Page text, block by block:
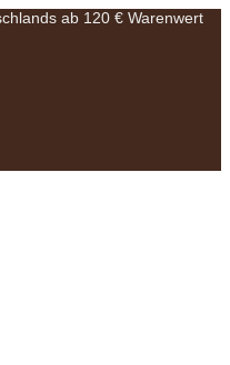
ab 120 € Warenwert